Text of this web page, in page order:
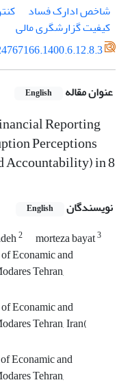
شاخص ادارک فساد
کیفیت گزارشگری مالی
عنوان مقاله English
Reporting
Perceptions
Accountability) in 8
نویسندگان English
2 morteza bayat3
Econamic and
Tehran,
Econamic and
Tehran, Iran(
Econamic and
Tehran,